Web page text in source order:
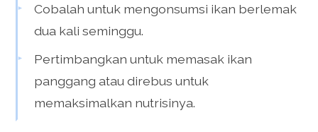
Cobalah untuk mengonsumsi ikan berlemak
dua kali seminggu.
Pertimbangkan untuk memasak ikan
panggang atau direbus untuk
memaksimalkan nutrisinya.